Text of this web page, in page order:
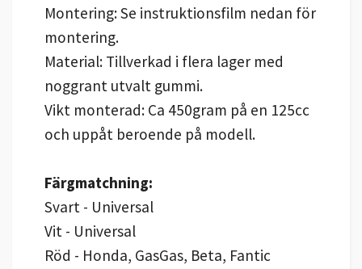
Montering: Se instruktionsfilm nedan för
montering.
Material: Tillverkad i flera lager med
noggrant utvalt gummi.
Vikt monterad: Ca 450gram på en 125cc
och uppåt beroende på modell.
Färgmatchning:
Svart - Universal
Vit - Universal
Röd - Honda, GasGas, Beta, Fantic